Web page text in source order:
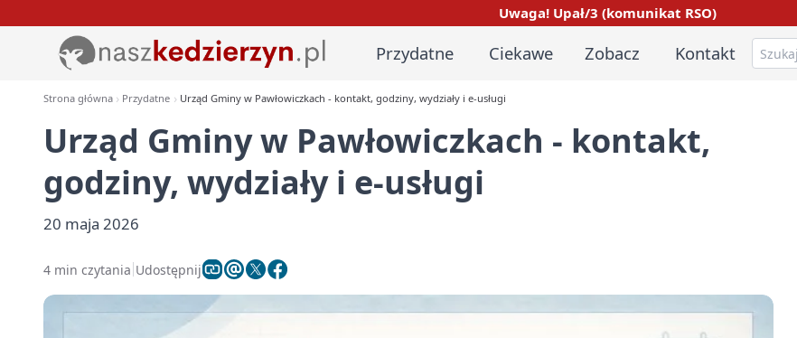
Uwaga! Upał/3 (komunikat RSO)
Przydatne Ciekawe Zobacz Kontakt
Strona główna Przydatne Urząd Gminy w Pawłowiczkach - kontakt, godziny, wydziały i e-usługi
Urząd Gminy w Pawłowiczkach - kontakt,
godziny, wydziały i e-usługi
20 maja 2026
4 min czytania Udostępnij